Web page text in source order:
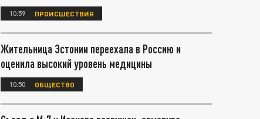
10:59 ПРОИСШЕСТВИЯ
Жительница Эстонии переехала в Россию и
оценила высокий уровень медицины
10:50 ОБЩЕСТВО